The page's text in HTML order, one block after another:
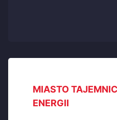
MIASTO
ENERGII